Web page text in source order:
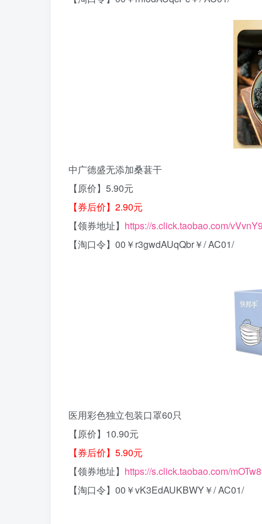
中广德盛无添加桑葚干
【原价】5.90元
【券后价】2.90元
【领券地址】 https://s.click.taobao.com/
【淘口令】00￥r3gwdAUqQbr￥/ AC01/
医用彩色独立包装口罩60只
【原价】10.90元
【券后价】5.90元
【领券地址】 https://s.click.taobao.com/
【淘口令】00￥vK3EdAUKBWY￥/ AC01/